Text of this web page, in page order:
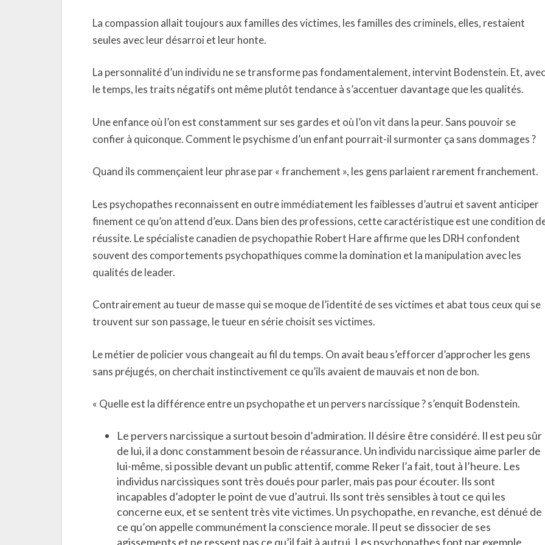
La compassion allait toujours aux familles des victimes, les familles des criminels, elles, restaient
seules avec leur désarroi et leur honte.
La personnalité d’un individu ne se transforme pas fondamentalement, intervint Bodenstein. Et, avec
le temps, les traits négatifs ont même plutôt tendance à s’accentuer davantage que les qualités.
Une enfance où l’on est constamment sur ses gardes et où l’on vit dans la peur. Sans pouvoir se
confier à quiconque. Comment le psychisme d’un enfant pourrait-il surmonter ça sans dommages ?
Quand ils commençaient leur phrase par « franchement », les gens parlaient rarement franchement.
Les psychopathes reconnaissent en outre immédiatement les faiblesses d’autrui et savent anticiper
finement ce qu’on attend d’eux. Dans bien des professions, cette caractéristique est une condition
réussite. Le spécialiste canadien de psychopathie Robert Hare affirme que les DRH confondent
souvent des comportements psychopathiques comme la domination et la manipulation avec les
qualités de leader.
Contrairement au tueur de masse qui se moque de l’identité de ses victimes et abat tous ceux qui se
trouvent sur son passage, le tueur en série choisit ses victimes.
Le métier de policier vous changeait au fil du temps. On avait beau s’efforcer d’approcher les gens
sans préjugés, on cherchait instinctivement ce qu’ils avaient de mauvais et non de bon.
« Quelle est la différence entre un psychopathe et un pervers narcissique ? s’enquit Bodenstein.
Le pervers narcissique a surtout besoin d’admiration. Il désire être considéré. Il est peu sûr
de lui, il a donc constamment besoin de réassurance. Un individu narcissique aime parler de
lui-même, si possible devant un public attentif, comme Reker l’a fait, tout à l’heure. Les
individus narcissiques sont très doués pour parler, mais pas pour écouter. Ils sont
incapables d’adopter le point de vue d’autrui. Ils sont très sensibles à tout ce qui les
concerne eux, et se sentent très vite victimes. Un psychopathe, en revanche, est dénué de
ce qu’on appelle communément la conscience morale. Il peut se dissocier de ses
agissements et ne ressent pas ce qu’il fait à autrui. Les psychopathes font par exemple